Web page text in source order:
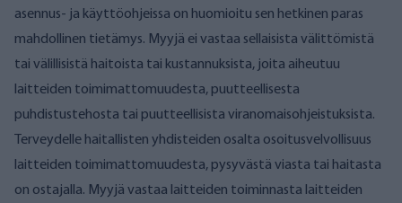
asennus- ja käyttöohjeissa on huomioitu sen hetkinen paras
mahdollinen tietämys. Myyjä ei vastaa sellaisista välittömistä
tai välillisistä haitoista tai kustannuksista, joita aiheutuu
laitteiden toimimattomuudesta, puutteellisesta
puhdistustehosta tai puutteellisista viranomaisohjeistuksista.
Terveydelle haitallisten yhdisteiden osalta osoitusvelvollisuus
laitteiden toimimattomuudesta, pysyvästä viasta tai haitasta
on ostajalla. Myyjä vastaa laitteiden toiminnasta laitteiden